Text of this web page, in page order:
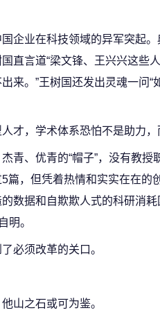
企业在科技领域的异军突起
直言道“梁文锋、王兴兴这些
来。”王树国还发出灵魂一问
才，学术体系恐怕不是助力，
青、优青的“帽子”，没有教
篇，但凭着热情和实实在在
数据和自欺欺人式的科研消
明。
必须改革的关口。
山之石或可为鉴。